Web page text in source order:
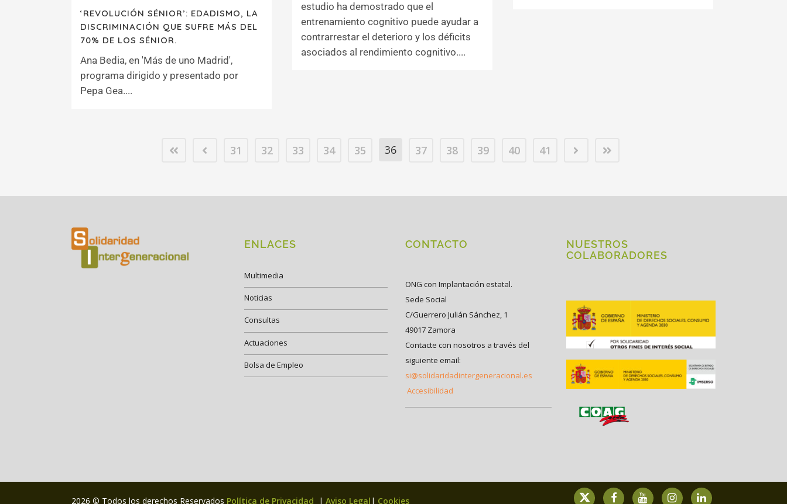
estudio ha demostrado que el
entrenamiento cognitivo puede ayudar a
contrarrestar el deterioro y los déficits
asociados al rendimiento cognitivo....
‘REVOLUCIÓN SÉNIOR’: EDADISMO, LA
DISCRIMINACIÓN QUE SUFRE MÁS DEL
70% DE LOS SÉNIOR.
Ana Bedia, en 'Más de uno Madrid',
programa dirigido y presentado por
Pepa Gea....
31 32 33 34 35 36 37 38 39 40 41
ENLACES
Multimedia
Noticias
Consultas
Actuaciones
Bolsa de Empleo
CONTACTO
ONG con Implantación estatal.
Sede Social
C/Guerrero Julián Sánchez, 1
49017 Zamora
Contacte con nosotros a través del
siguiente email:
si@solidaridadintergeneracional.es
Accesibilidad
NUESTROS
COLABORADORES
2026 © Todos los derechos Reservados Política de Privacidad | Aviso Legal | Cookies